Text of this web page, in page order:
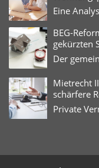
BEG-
gekürzten
Mietrecht
schärfere